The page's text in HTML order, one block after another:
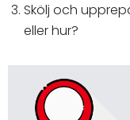
Skölj och
eller hur?